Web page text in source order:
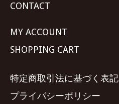
CONTACT
MY ACCOUNT
SHOPPING CART
特定商取引法に基づく表記
プライバシーポリシー